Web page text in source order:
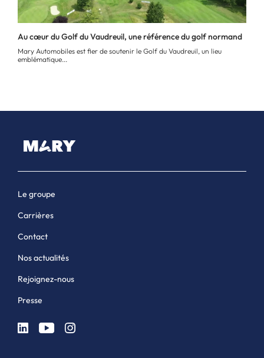
Au cœur du Golf du Vaudreuil, une référence du golf normand
Mary Automobiles est fier de soutenir le Golf du Vaudreuil, un lieu
emblématique...
Le groupe
Carrières
Contact
Nos actualités
Rejoignez-nous
Presse